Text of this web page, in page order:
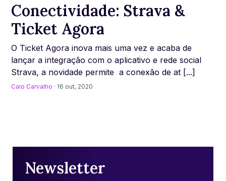
Conectividade: Strava &
Ticket Agora
O Ticket Agora inova mais uma vez e acaba de
lançar a integração com o aplicativo e rede social
Strava, a novidade permite a conexão de at [...]
Caio Carvalho · 16 out, 2020
Newsletter